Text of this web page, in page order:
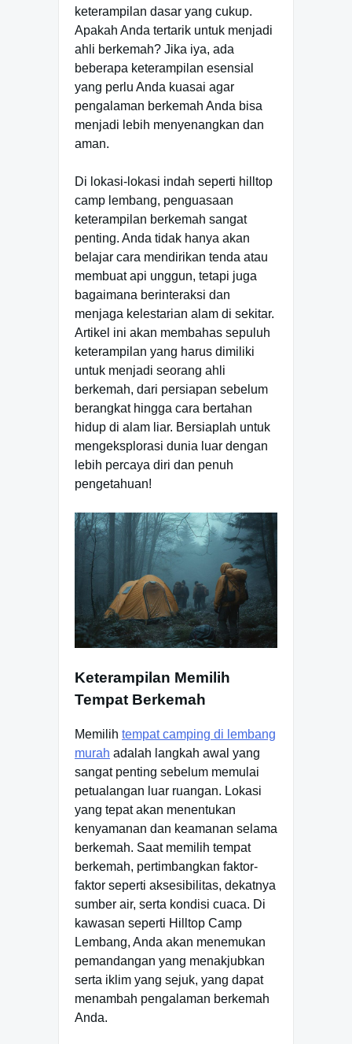
keterampilan dasar yang cukup.
Apakah Anda tertarik untuk menjadi
ahli berkemah? Jika iya, ada
beberapa keterampilan esensial
yang perlu Anda kuasai agar
pengalaman berkemah Anda bisa
menjadi lebih menyenangkan dan
aman.
Di lokasi-lokasi indah seperti hilltop
camp lembang, penguasaan
keterampilan berkemah sangat
penting. Anda tidak hanya akan
belajar cara mendirikan tenda atau
membuat api unggun, tetapi juga
bagaimana berinteraksi dan
menjaga kelestarian alam di sekitar.
Artikel ini akan membahas sepuluh
keterampilan yang harus dimiliki
untuk menjadi seorang ahli
berkemah, dari persiapan sebelum
berangkat hingga cara bertahan
hidup di alam liar. Bersiaplah untuk
mengeksplorasi dunia luar dengan
lebih percaya diri dan penuh
pengetahuan!
Keterampilan Memilih
Tempat Berkemah
Memilih tempat camping di lembang
murah adalah langkah awal yang
sangat penting sebelum memulai
petualangan luar ruangan. Lokasi
yang tepat akan menentukan
kenyamanan dan keamanan selama
berkemah. Saat memilih tempat
berkemah, pertimbangkan faktor-
faktor seperti aksesibilitas, dekatnya
sumber air, serta kondisi cuaca. Di
kawasan seperti Hilltop Camp
Lembang, Anda akan menemukan
pemandangan yang menakjubkan
serta iklim yang sejuk, yang dapat
menambah pengalaman berkemah
Anda.